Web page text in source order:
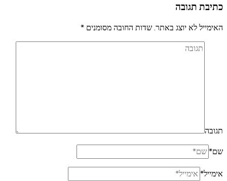
כתיבת תגובה
האימייל לא יוצג באתר.שדות החובה מסומנים *
תגובה
שם*
אימייל*